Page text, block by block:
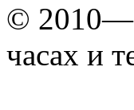
©
часах и